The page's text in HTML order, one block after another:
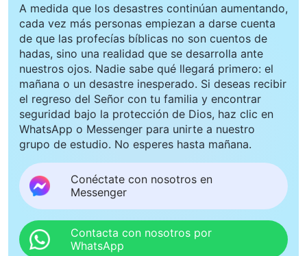
A medida que los desastres continúan aumentando,
cada vez más personas empiezan a darse cuenta
de que las profecías bíblicas no son cuentos de
hadas, sino una realidad que se desarrolla ante
nuestros ojos. Nadie sabe qué llegará primero: el
mañana o un desastre inesperado. Si deseas recibir
el regreso del Señor con tu familia y encontrar
seguridad bajo la protección de Dios, haz clic en
WhatsApp o Messenger para unirte a nuestro
grupo de estudio. No esperes hasta mañana.
Conéctate con nosotros en
Messenger
Contacta con nosotros por
WhatsApp